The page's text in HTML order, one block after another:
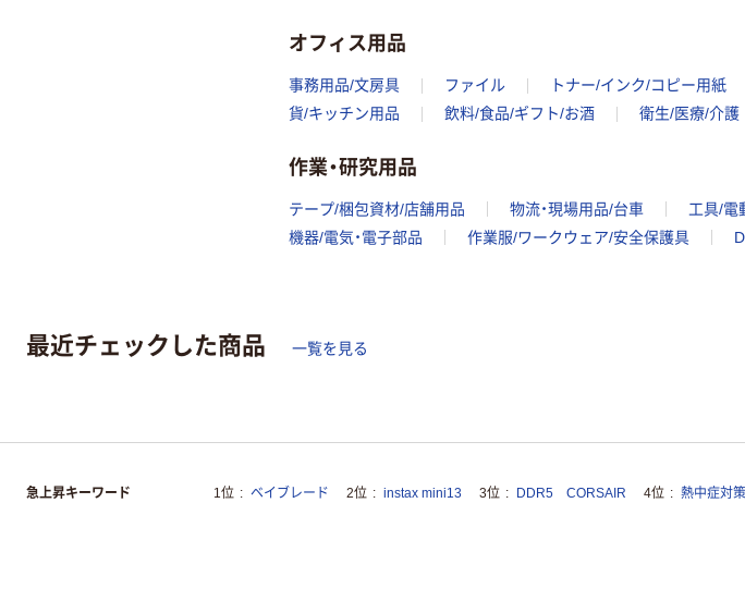
オフィス用品
事務用品/文房具 ファイル トナー/インク/コピー用紙
貨/キッチン用品
飲料/食品/ギフト/お酒 衛生/医療/介護
作業・研究用品
テープ/梱包資材/店舗用品 物流・現場用品/台車 工具/電
機器/電気・電子部品
作業服/ワークウェア/安全保護具
最近チェックした商品 一覧を見る
急上昇キーワード 1位 ベイブレード 2位 instax mini13 3位 DDR5 CORSAIR 4位 熱中症対策